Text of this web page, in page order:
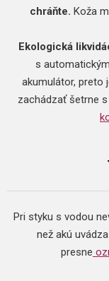
chráňte. Koža
Ekologická
s
akumulátor, preto
zachádzať šetrne
Pri styku s vodou
než akú
presne